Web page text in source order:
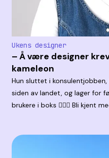
Ukens designer
– Å være designer
kameleon
Hun sluttet i
siden av landet, og lager for
brukere i boks 🤹🏼‍♀️ Bli kjent